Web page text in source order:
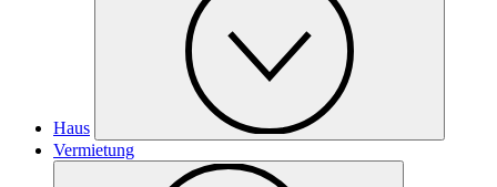
Haus
Vermietung